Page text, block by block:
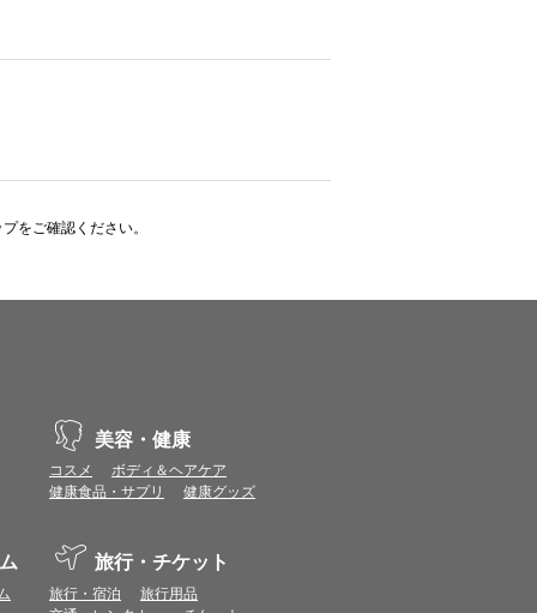
をご確認ください。
美容・健康
コスメ
ボディ＆ヘアケア
健康食品・サプリ
健康グッズ
旅行・チケット
旅行・宿泊
旅行用品